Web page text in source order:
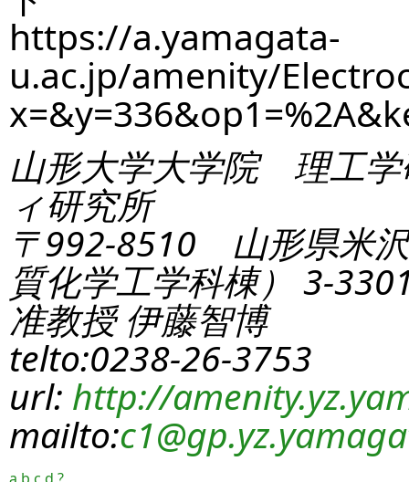
https://a.yamagata-
u.ac.jp/amenity/
山形大学大学院 理工学
ィ研究所
〒992-8510 山形県米
質化学工学科棟） 3-
准教授 伊藤智博
telto:0238-26-3753
url: http://
mailto:c1